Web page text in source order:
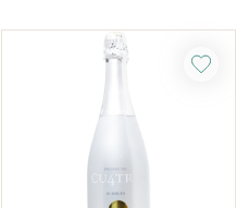
詰めしました。佐賀はがくれ酵母
SGHによる、いちごやメロンを思
わせる華やかな香りと、白麹由来
の爽やかな酸味、うすにごりなら
ではのきめ細かな発泡感が魅力。
アルコール12％の軽快な飲み口
で、お米のやさしい甘みと旨味を